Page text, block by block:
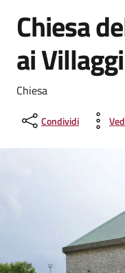
Chiesa
ai Villaggi
Chiesa
Condividi